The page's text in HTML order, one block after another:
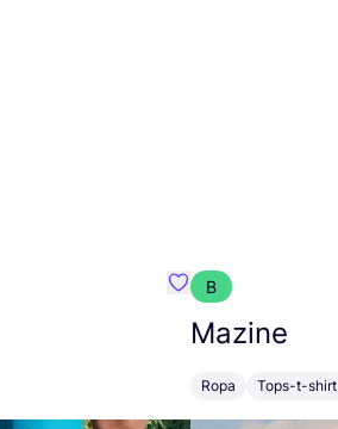
Favoritos {nombre}
B
Mazine
Ropa Tops-t-shirt